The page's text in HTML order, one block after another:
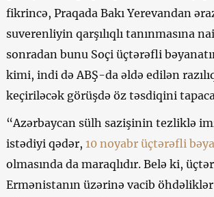
fikrincə, Praqada Bakı Yerevandan
suverenliyin qarşılıqlı tanınmasına
sonradan bunu Soçi üçtərəfli
kimi, indi də ABŞ-da əldə edilən
keçiriləcək görüşdə öz təsdiqini
“Azərbaycan sülh sazişinin tezliklə
istədiyi qədər, 10 noyabr üçtərəfli
olmasında da maraqlıdır. Belə ki,
Ermənistanın üzərinə vacib